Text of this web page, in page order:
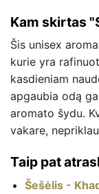
Kam skirtas
Šis unisex
kurie yra
kasdieniam
apgaubia odą
aromato šydu.
vakare,
Taip pat
Šešėlis -